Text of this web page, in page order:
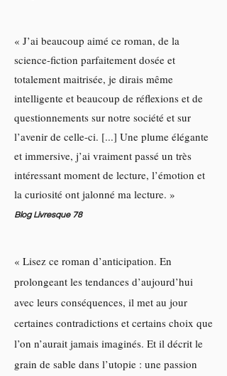
« J’ai beaucoup aimé ce roman, de la
science-fiction parfaitement dosée et
totalement maitrisée, je dirais même
intelligente et beaucoup de réflexions et de
questionnements sur notre société et sur
l’avenir de celle-ci. [...] Une plume élégante
et immersive, j’ai vraiment passé un très
intéressant moment de lecture, l’émotion et
la curiosité ont jalonné ma lecture. »
Blog Livresque 78
« Lisez ce roman d’anticipation. En
prolongeant les tendances d’aujourd’hui
avec leurs conséquences, il met au jour
certaines contradictions et certains choix que
l’on n’aurait jamais imaginés. Et il décrit le
grain de sable dans l’utopie : une passion